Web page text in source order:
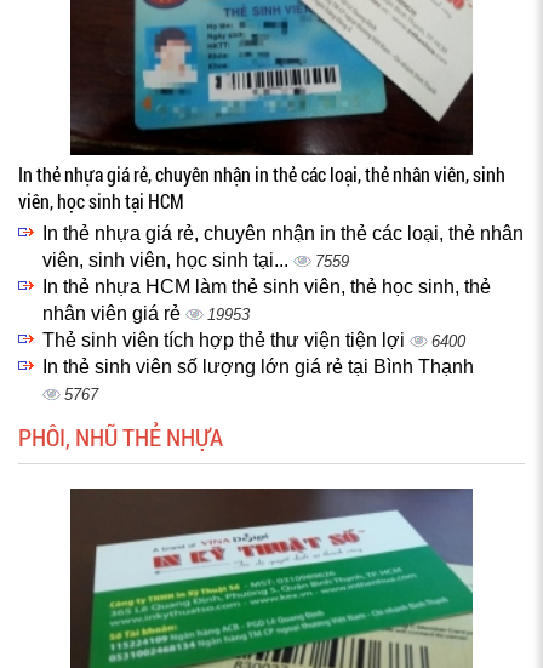
In thẻ nhựa giá rẻ, chuyên nhận in thẻ các loại, thẻ nhân viên, sinh
viên, học sinh tại HCM
In thẻ nhựa giá rẻ, chuyên nhận in thẻ các loại, thẻ nhân
viên, sinh viên, học sinh tại...
7559
In thẻ nhựa HCM làm thẻ sinh viên, thẻ học sinh, thẻ
nhân viên giá rẻ
19953
Thẻ sinh viên tích hợp thẻ thư viện tiện lợi 6400
In thẻ sinh viên số lượng lớn giá rẻ tại Bình Thạnh
5767
PHÔI, NHŨ THẺ NHỰA